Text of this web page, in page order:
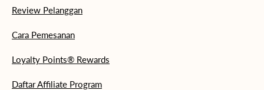
Review Pelanggan
Cara Pemesanan
Loyalty Points® Rewards
Daftar Affiliate Program